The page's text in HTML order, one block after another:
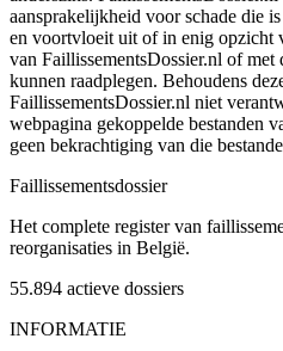
aansprakelijkheid voor schade die
en voortvloeit uit of in enig opzicht
van FaillissementsDossier.nl of
kunnen raadplegen. Behoudens
FaillissementsDossier.nl niet
webpagina gekoppelde bestanden
geen bekrachtiging van die
Faillissementsdossier
Het complete register van
reorganisaties in België.
55.894 actieve dossiers
INFORMATIE